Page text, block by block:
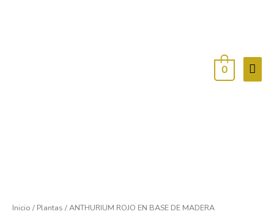
0
Inicio / Plantas / ANTHURIUM ROJO EN BASE DE MADERA
EN